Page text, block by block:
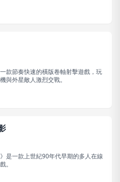
一款節奏快速的橫版卷軸射擊遊戲，玩
與外星敵人激烈交戰。
》是一款上世紀90年代早期的多人在線
。